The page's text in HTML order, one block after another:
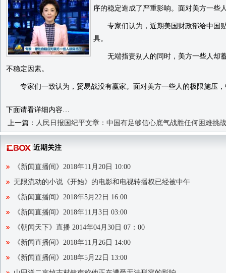
序的稳定造成了严重影响。面对美方一些
专家们认为，近期美国财政部给中国贴
具。
无端指责别人的同时，美方一些人却蓄
不稳定因素。
专家们一致认为，贸易战没有赢家。面对美方一些人的极限施压，
下面请看详细内容…
上一篇： 人民日报国纪平文章：中国有足够信心底气战胜任何困难挑战
近期关注
《新闻直播间》2018年11月20日 10:00
无限流动的小说《开始》的电影和电视转播权已经被中午
《新闻直播间》2018年5月22日 16:00
《新闻直播间》2018年11月3日 03:00
《朝闻天下》直播 2014年04月30日 07：00
《新闻直播间》2018年11月26日 14:00
《新闻直播间》2018年5月22日 13:00